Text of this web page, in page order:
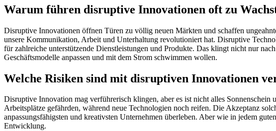
Warum führen disruptive Innovationen oft zu
Disruptive Innovationen öffnen Türen zu völlig neuen Märkten und schaffen
unsere Kommunikation, Arbeit und Unterhaltung revolutioniert hat. Disruptive
für zahlreiche unterstützende Dienstleistungen und Produkte. Das klingt nicht nur
Geschäftsmodelle anpassen und mit dem Strom schwimmen wollen.
Welche Risiken sind mit disruptiven Innovationen
Disruptive Innovation mag verführerisch klingen, aber es ist nicht alles
Arbeitsplätze gefährden, während neue Technologien noch reifen. Die Akzeptanz
anpassungsfähigsten und kreativsten Unternehmen überleben. Aber wie in jedem
Entwicklung.